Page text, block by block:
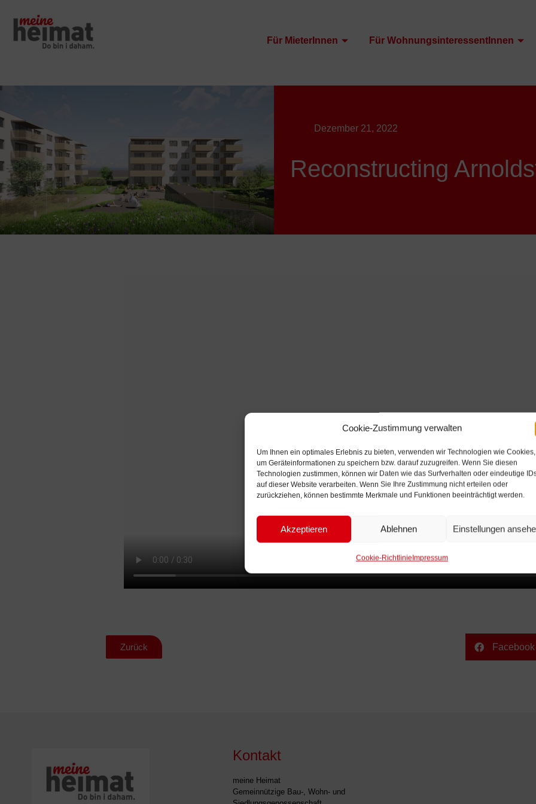
Cookie-Zustimmung verwalten
Um Ihnen ein optimales Erlebnis zu bieten, verwenden wir Technologien wie Cookies,
um Geräteinformationen zu speichern bzw. darauf zuzugreifen. Wenn Sie diesen
Technologien zustimmen, können wir Daten wie das Surfverhalten oder eindeutige
auf dieser Website verarbeiten. Wenn Sie Ihre Zustimmung nicht erteilen oder
zurückziehen, können bestimmte Merkmale und Funktionen beeinträchtigt werden.
Akzeptieren Ablehnen Einstellungen
Cookie-RichtlinieImpressum
Für MieterInnen Für WohnungsinteressentInnen
Dezember 21, 2022
Reconstructing
Zurück Facebook
Kontakt
meine Heimat
Gemeinnützige Bau-, Wohn- und